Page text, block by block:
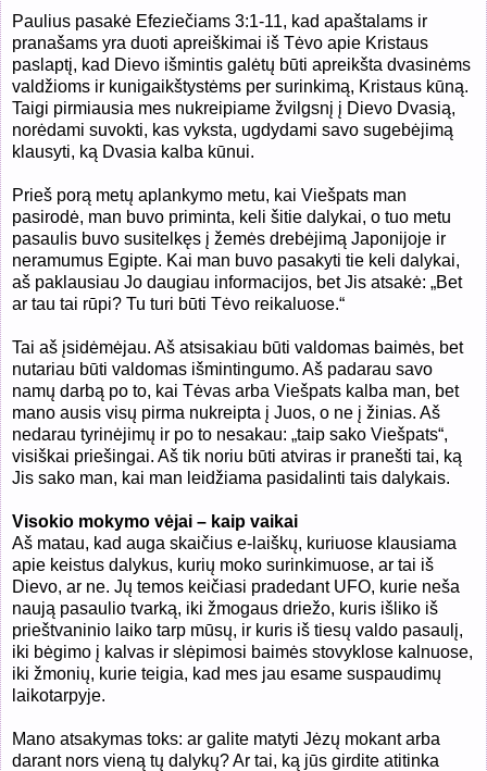
Paulius pasakė Efeziečiams 3:1-11, kad apaštalams ir
pranašams yra duoti apreiškimai iš Tėvo apie Kristaus
paslaptį, kad Dievo išmintis galėtų būti apreikšta dvasinėms
valdžioms ir kunigaikštystėms per surinkimą, Kristaus kūną.
Taigi pirmiausia mes nukreipiame žvilgsnį į Dievo Dvasią,
norėdami suvokti, kas vyksta, ugdydami savo sugebėjimą
klausyti, ką Dvasia kalba kūnui.
Prieš porą metų aplankymo metu, kai Viešpats man
pasirodė, man buvo priminta, keli šitie dalykai, o tuo metu
pasaulis buvo susitelkęs į žemės drebėjimą Japonijoje ir
neramumus Egipte. Kai man buvo pasakyti tie keli dalykai,
aš paklausiau Jo daugiau informacijos, bet Jis atsakė: „Bet
ar tau tai rūpi? Tu turi būti Tėvo reikaluose.“
Tai aš įsidėmėjau. Aš atsisakiau būti valdomas baimės, bet
nutariau būti valdomas išmintingumo. Aš padarau savo
namų darbą po to, kai Tėvas arba Viešpats kalba man, bet
mano ausis visų pirma nukreipta į Juos, o ne į žinias. Aš
nedarau tyrinėjimų ir po to nesakau: „taip sako Viešpats“,
visiškai priešingai. Aš tik noriu būti atviras ir pranešti tai, ką
Jis sako man, kai man leidžiama pasidalinti tais dalykais.
Visokio mokymo vėjai – kaip vaikai
Aš matau, kad auga skaičius e-laiškų, kuriuose klausiama
apie keistus dalykus, kurių moko surinkimuose, ar tai iš
Dievo, ar ne. Jų temos keičiasi pradedant UFO, kurie neša
naują pasaulio tvarką, iki žmogaus driežo, kuris išliko iš
prieštvaninio laiko tarp mūsų, ir kuris iš tiesų valdo pasaulį,
iki bėgimo į kalvas ir slėpimosi baimės stovyklose kalnuose,
iki žmonių, kurie teigia, kad mes jau esame suspaudimų
laikotarpyje.
Mano atsakymas toks: ar galite matyti Jėzų mokant arba
darant nors vieną tų dalykų? Ar tai, ką jūs girdite atitinka